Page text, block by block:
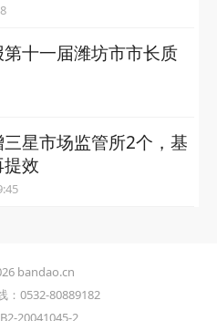
十一届潍坊市市长质
星市场监管所2个，基
效
09:45
bandao.cn
：0532-80889182
20041045-2